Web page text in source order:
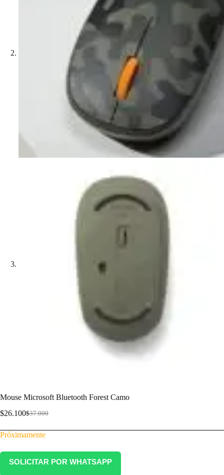
Mouse Microsoft Bluetooth Forest Camo
$37.000
$26.100
Próximamente
SOLICITAR POR WHATSAPP